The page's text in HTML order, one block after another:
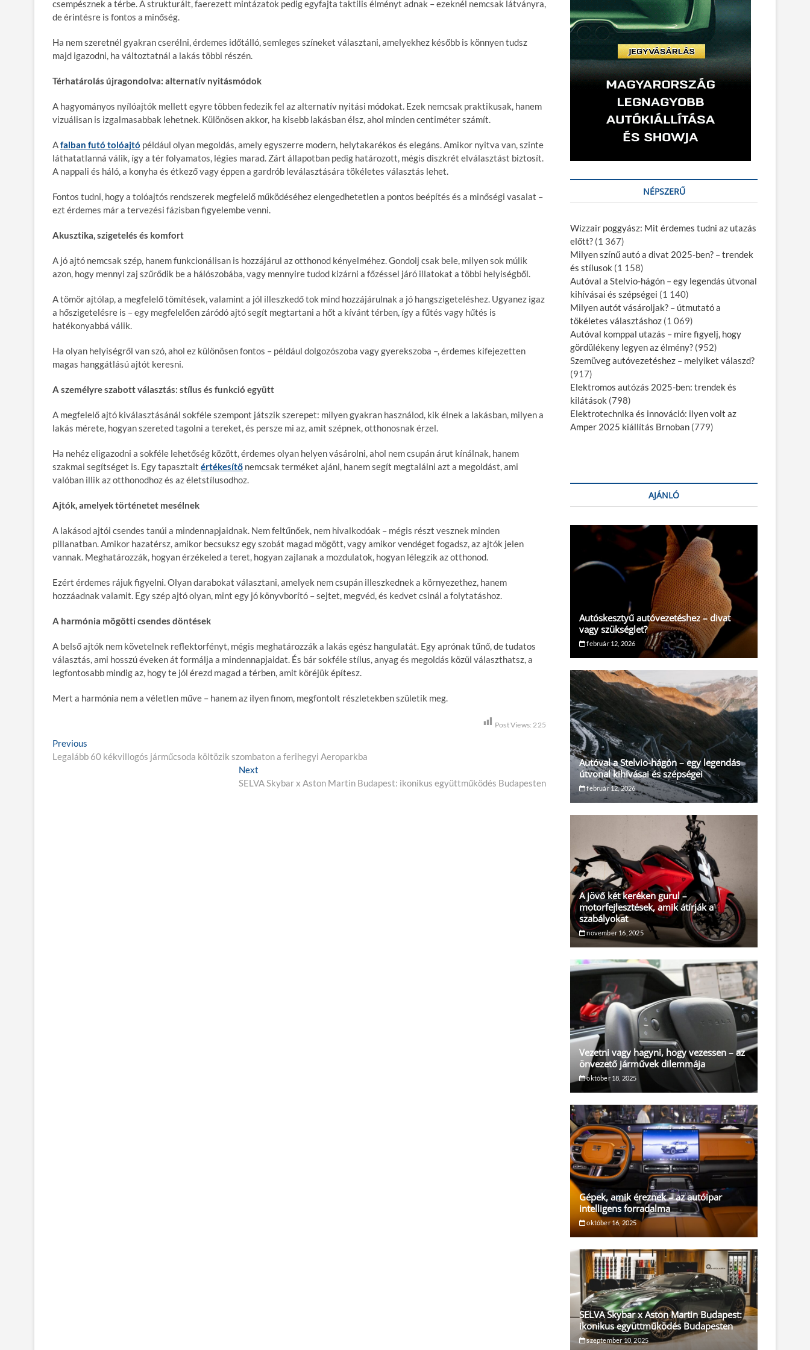
csempésznek a térbe. A strukturált, faerezett mintázatok pedig egyfajta taktilis élményt adnak – ezeknél nemcsak látványra,
de érintésre is fontos a minőség.
Ha nem szeretnél gyakran cserélni, érdemes időtálló, semleges színeket választani, amelyekhez később is könnyen tudsz
majd igazodni, ha változtatnál a lakás többi részén.
Térhatárolás újragondolva: alternatív nyitásmódok
A hagyományos nyílóajtók mellett egyre többen fedezik fel az alternatív nyitási módokat. Ezek nemcsak praktikusak, hanem
vizuálisan is izgalmasabbak lehetnek. Különösen akkor, ha kisebb lakásban élsz, ahol minden centiméter számít.
Afalban futó tolóajtó például olyan megoldás, amely egyszerre modern, helytakarékos és elegáns. Amikor nyitva van, szinte
láthatatlanná válik, így a tér folyamatos, légies marad. Zárt állapotban pedig határozott, mégis diszkrét elválasztást biztosít.
A nappali és háló, a konyha és étkező vagy éppen a gardrób leválasztására tökéletes választás lehet.
Fontos tudni, hogy a tolóajtós rendszerek megfelelő működéséhez elengedhetetlen a pontos beépítés és a minőségi vasalat –
ezt érdemes már a tervezési fázisban figyelembe venni.
Akusztika, szigetelés és komfort
A jó ajtó nemcsak szép, hanem funkcionálisan is hozzájárul az otthonod kényelméhez. Gondolj csak bele, milyen sok múlik
azon, hogy mennyi zaj szűrődik be a hálószobába, vagy mennyire tudod kizárni a főzéssel járó illatokat a többi helyiségből.
A tömör ajtólap, a megfelelő tömítések, valamint a jól illeszkedő tok mind hozzájárulnak a jó hangszigeteléshez. Ugyanez igaz
a hőszigetelésre is – egy megfelelően záródó ajtó segít megtartani a hőt a kívánt térben, így a fűtés vagy hűtés is
hatékonyabbá válik.
Ha olyan helyiségről van szó, ahol ez különösen fontos – például dolgozószoba vagy gyerekszoba –, érdemes kifejezetten
magas hanggátlású ajtót keresni.
A személyre szabott választás: stílus és funkció együtt
A megfelelő ajtó kiválasztásánál sokféle szempont játszik szerepet: milyen gyakran használod, kik élnek a lakásban, milyen a
lakás mérete, hogyan szereted tagolni a tereket, és persze mi az, amit szépnek, otthonosnak érzel.
Ha nehéz eligazodni a sokféle lehetőség között, érdemes olyan helyen vásárolni, ahol nem csupán árut kínálnak, hanem
szakmai segítséget is. Egy tapasztalt értékesítő nemcsak terméket ajánl, hanem segít megtalálni azt a megoldást, ami
valóban illik az otthonodhoz és az életstílusodhoz.
Ajtók, amelyek történetet mesélnek
A lakásod ajtói csendes tanúi a mindennapjaidnak. Nem feltűnőek, nem hivalkodóak – mégis részt vesznek minden
pillanatban. Amikor hazatérsz, amikor becsuksz egy szobát magad mögött, vagy amikor vendéget fogadsz, az ajtók jelen
vannak. Meghatározzák, hogyan érzékeled a teret, hogyan zajlanak a mozdulatok, hogyan lélegzik az otthonod.
Ezért érdemes rájuk figyelni. Olyan darabokat választani, amelyek nem csupán illeszkednek a környezethez, hanem
hozzáadnak valamit. Egy szép ajtó olyan, mint egy jó könyvborító – sejtet, megvéd, és kedvet csinál a folytatáshoz.
A harmónia mögötti csendes döntések
A belső ajtók nem követelnek reflektorfényt, mégis meghatározzák a lakás egész hangulatát. Egy aprónak tűnő, de tudatos
választás, ami hosszú éveken át formálja a mindennapjaidat. És bár sokféle stílus, anyag és megoldás közül választhatsz, a
legfontosabb mindig az, hogy te jól érezd magad a térben, amit köréjük építesz.
Mert a harmónia nem a véletlen műve – hanem az ilyen finom, megfontolt részletekben születik meg.
Post Views: 225
B
e
Previous
r
Legalább 60 kékvillogós járműcsoda költözik szombaton a ferihegyi Aeroparkba
Next
e
SELVA Skybar x Aston Martin Budapest: ikonikus együttműködés Budapesten
NÉPSZERŰ
Wizzair poggyász: Mit érdemes tudni az utazás
előtt? (1 367)
Milyen színű autó a divat 2025-ben? – trendek
és stílusok (1 158)
Autóval a Stelvio-hágón – egy legendás útvonal
kihívásai és szépségei (1 140)
Milyen autót vásároljak? – útmutató a
tökéletes választáshoz (1 069)
Autóval komppal utazás – mire figyelj, hogy
gördülékeny legyen az élmény? (952)
Szemüveg autóvezetéshez – melyiket válaszd?
(917)
Elektromos autózás 2025-ben: trendek és
kilátások (798)
Elektrotechnika és innováció: ilyen volt az
Amper 2025 kiállítás Brnoban (779)
AJÁNLÓ
Autóskesztyű autóvezetéshez – divat
vagy szükséglet?
február 12, 2026
Autóval a Stelvio-hágón – egy legendás
útvonal kihívásai és szépségei
február 12, 2026
A jövő két keréken gurul –
motorfejlesztések, amik átírják a
szabályokat
november 16, 2025
Vezetni vagy hagyni, hogy vezessen – az
önvezető járművek dilemmája
október 18, 2025
Gépek, amik éreznek – az autóipar
intelligens forradalma
október 16, 2025
SELVA Skybar x Aston Martin Budapest:
ikonikus együttműködés Budapesten
szeptember 10, 2025